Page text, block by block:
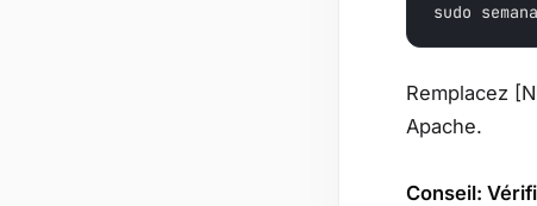
sudo
Remplacez
Apache.
Conseil: